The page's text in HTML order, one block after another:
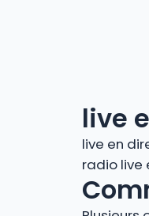
live
live en
radio live